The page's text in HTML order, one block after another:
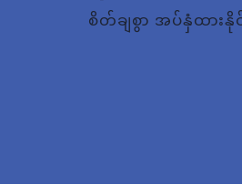
စိတ်ချစွာ အပ်နှံထား